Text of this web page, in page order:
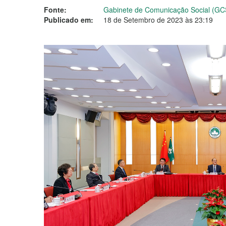
Fonte:
Gabinete de Comunicação Social
Publicado em:
18 de Setembro de 2023 às 23:19